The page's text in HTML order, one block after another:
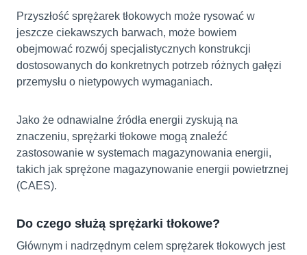
Przyszłość sprężarek tłokowych może rysować w
jeszcze ciekawszych barwach, może bowiem
obejmować rozwój specjalistycznych konstrukcji
dostosowanych do konkretnych potrzeb różnych gałęzi
przemysłu o nietypowych wymaganiach.
Jako że odnawialne źródła energii zyskują na
znaczeniu, sprężarki tłokowe mogą znaleźć
zastosowanie w systemach magazynowania energii,
takich jak sprężone magazynowanie energii powietrznej
(CAES).
Do czego służą sprężarki tłokowe?
Głównym i nadrzędnym celem sprężarek tłokowych jest